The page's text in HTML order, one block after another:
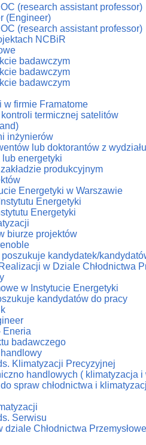
(research assistant professor)
(Engineer)
(research assistant professor)
NCBiR
badawczym
badawczym
badawczym
w firmie Framatome
termicznej satelitów
inżynierów
lub doktorantów z
lub energetyki
produkcyjnym
Energetyki w Warszawie
Energetyki
Energetyki
biurze projektów
kandydatek/
w Dziale Chłodnictwa
w Instytucie Energetyki
kandydatów do pracy
Eneria
badawczego
Klimatyzacji Precyzyjnej
handlowych ( klimatyzacja i
spraw chłodnictwa i
Serwisu
dziale Chłodnictwa